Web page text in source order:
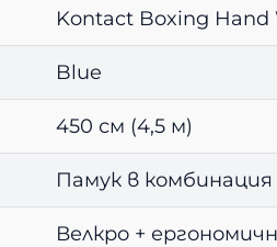
Kontact Boxing Hand
Blue
450 см (4,5 м)
Памук в
Велкро +